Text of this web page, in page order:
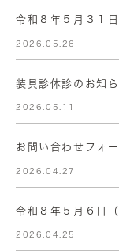
令和８年５月３１
2026.05.26
装具診休診のお知ら
2026.05.11
お問い合わせフォ
2026.04.27
令和８年５月６日
2026.04.25